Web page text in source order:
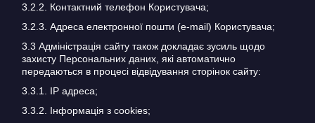
3.2.2. Контактний телефон Користувача;
3.2.3. Адреса електронної пошти (e-mail) Користувача;
3.3 Адміністрація сайту також докладає зусиль щодо
захисту Персональних даних, які автоматично
передаються в процесі відвідування сторінок сайту:
3.3.1. IP адреса;
3.3.2. Інформація з cookies;